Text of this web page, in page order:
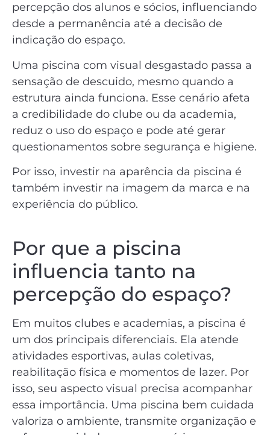
percepção dos alunos e sócios, influenciando
desde a permanência até a decisão de
indicação do espaço.
Uma piscina com visual desgastado passa a
sensação de descuido, mesmo quando a
estrutura ainda funciona. Esse cenário afeta
a credibilidade do clube ou da academia,
reduz o uso do espaço e pode até gerar
questionamentos sobre segurança e higiene.
Por isso, investir na aparência da piscina é
também investir na imagem da marca e na
experiência do público.
Por que a piscina
influencia tanto na
percepção do espaço?
Em muitos clubes e academias, a piscina é
um dos principais diferenciais. Ela atende
atividades esportivas, aulas coletivas,
reabilitação física e momentos de lazer. Por
isso, seu aspecto visual precisa acompanhar
essa importância. Uma piscina bem cuidada
valoriza o ambiente, transmite organização e